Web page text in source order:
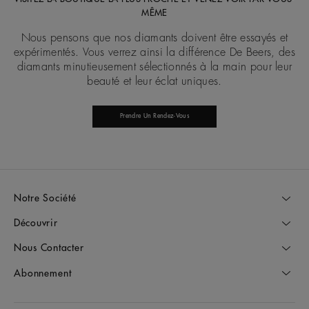
MÊME
Nous pensons que nos diamants doivent être essayés et
expérimentés. Vous verrez ainsi la différence De Beers, des
diamants minutieusement sélectionnés à la main pour leur
beauté et leur éclat uniques.
Prendre Un Rendez-Vous
Notre Société
Découvrir
Nous Contacter
Abonnement